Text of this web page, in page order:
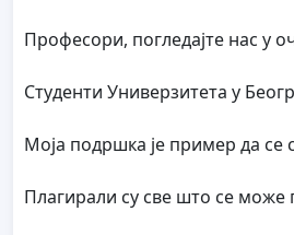
Професори, погледајте нас у
Студенти Универзитета у
Моја подршка је пример да се
Плагирали су све што се